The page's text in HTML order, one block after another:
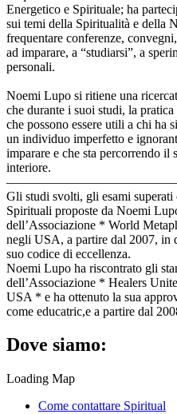
Energetico e Spirituale; ha
sui temi della Spiritualità e della
frequentare conferenze,
ad imparare, a “studiarsi”, a
personali.
Noemi Lupo si ritiene una
che durante i suoi studi, la
che possono essere utili a chi ha
un individuo imperfetto e
imparare e che sta percorrendo
interiore.
Gli studi svolti, gli esami
Spirituali proposte da Noemi
dell’Associazione * World
negli USA, a partire dal 2007, in
suo codice di eccellenza.
Noemi Lupo ha riscontrato gli
dell’Associazione * Healers
USA * e ha ottenuto la sua
come educatric,e a partire dal
Dove siamo:
Loading Map
Come contattare Spiritual